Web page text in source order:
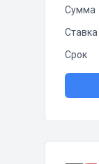
Сумма
Ставка
Срок